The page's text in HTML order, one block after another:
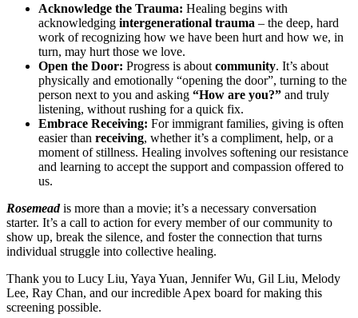
Acknowledge the Trauma: Healing begins with
acknowledging intergenerational trauma – the deep, hard
work of recognizing how we have been hurt and how we, in
turn, may hurt those we love.
Open the Door: Progress is about community. It’s about
physically and emotionally “opening the door”, turning to the
person next to you and asking “How are you?” and truly
listening, without rushing for a quick fix.
Embrace Receiving: For immigrant families, giving is often
easier than receiving, whether it’s a compliment, help, or a
moment of stillness. Healing involves softening our resistance
and learning to accept the support and compassion offered to
us.
Rosemeadis more than a movie; it’s a necessary conversation
starter. It’s a call to action for every member of our community to
show up, break the silence, and foster the connection that turns
individual struggle into collective healing.
Thank you to Lucy Liu, Yaya Yuan, Jennifer Wu, Gil Liu, Melody
Lee, Ray Chan, and our incredible Apex board for making this
screening possible.